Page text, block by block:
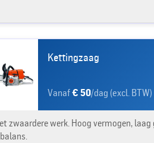
Kettingzaag
Vanaf€ 50/dag (excl. BTW)
zwaardere werk. Hoog vermogen, laag